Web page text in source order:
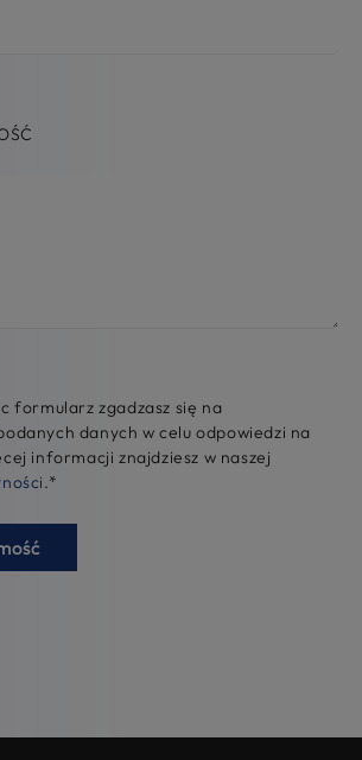
formularz zgadzasz się na
danych w celu odpowiedzi na
informacji znajdziesz w naszej
.*